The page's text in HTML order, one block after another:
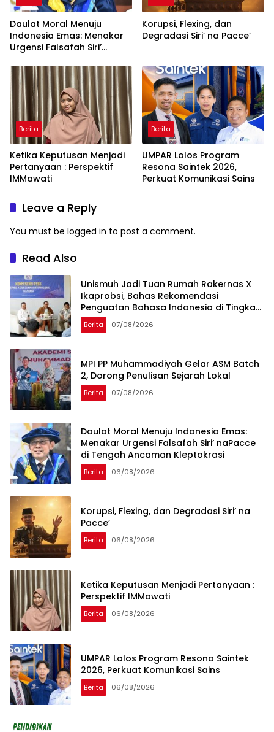
Daulat Moral Menuju
Indonesia Emas: Menakar
Urgensi Falsafah Siri’
Ancaman Kleptokrasi
Korupsi, Flexing, dan
Degradasi Siri’ na Pacce’
Berita
Ketika Keputusan Menjadi
Pertanyaan : Perspektif
IMMawati
Berita
UMPAR Lolos Program
Resona Saintek 2026,
Perkuat Komunikasi Sains
Leave a Reply
You must be logged in to post a comment.
Read Also
Unismuh Jadi Tuan Rumah Rakernas X
Ikaprobsi, Bahas Rekomendasi
Penguatan Bahasa Indonesia di Tingkat
Global
Berita 07/08/2026
MPI PP Muhammadiyah Gelar ASM Batch
2, Dorong Penulisan Sejarah Lokal
Berita 07/08/2026
Daulat Moral Menuju Indonesia Emas:
Menakar Urgensi Falsafah Siri’ naPacce
di Tengah Ancaman Kleptokrasi
Berita 06/08/2026
Korupsi, Flexing, dan Degradasi Siri’ na
Pacce’
Berita 06/08/2026
Ketika Keputusan Menjadi Pertanyaan :
Perspektif IMMawati
Berita 06/08/2026
UMPAR Lolos Program Resona Saintek
2026, Perkuat Komunikasi Sains
Berita 06/08/2026